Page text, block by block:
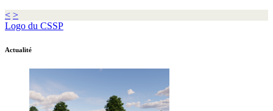
< >
Logo du CSSP
Actualité